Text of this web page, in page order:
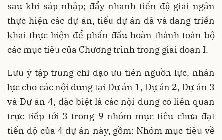
sau khi sáp nhập; đẩy nhanh tiến độ giải ngân
thực hiện các dự án, tiểu dự án đã và đang triển
khai thực hiện để phấn đấu hoàn thành toàn bộ
các mục tiêu của Chương trình trong giai đoạn I.
Lưu ý tập trung chỉ đạo ưu tiên nguồn lực, nhân
lực cho các nội dung tại Dự án 1, Dự án 2, Dự án 3
và Dự án 4, đặc biệt là các nội dung có liên quan
trực tiếp tới 3 trong 9 nhóm mục tiêu chưa đạt
tiến độ của 4 dự án này, gồm: Nhóm mục tiêu về